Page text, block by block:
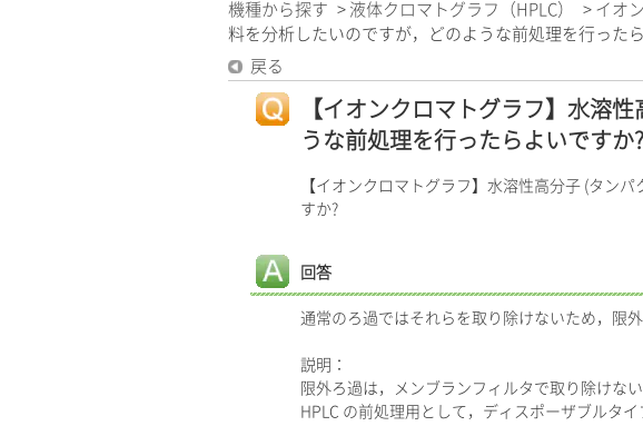
機種から探す > 液体クロマトグラフ（HPLC） > イオ
料を分析したいのですが，どのような前処理を行ったら
戻る
【イオンクロマトグラフ】水溶
うな前処理を行ったらよいですか?
【イオンクロマトグラフ】水溶性高分子 (タン
すか?
回答
通常のろ過ではそれらを取り除けないため，限
説明：
限外ろ過は，メンブランフィルタで取り除けな
HPLC の前処理用として，ディスポーザブルタ